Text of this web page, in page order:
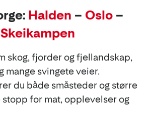
Halden – Oslo –
Skeikampen
skog, fjorder og fjellandskap,
mange svingete veier.
du både småsteder og større
for mat, opplevelser og